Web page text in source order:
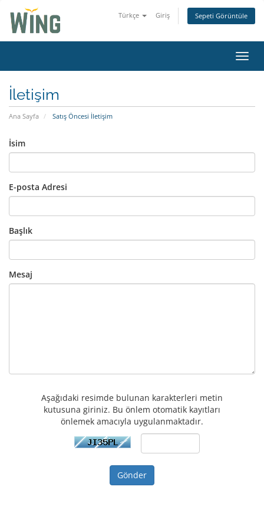
Türkçe Giriş Sepeti Görüntüle
İletişim
Ana Sayfa Satış Öncesi İletişim
İsim
E-posta Adresi
Başlık
Mesaj
Aşağıdaki resimde bulunan karakterleri metin
kutusuna giriniz. Bu önlem otomatik kayıtları
önlemek amacıyla uygulanmaktadır.
Gönder